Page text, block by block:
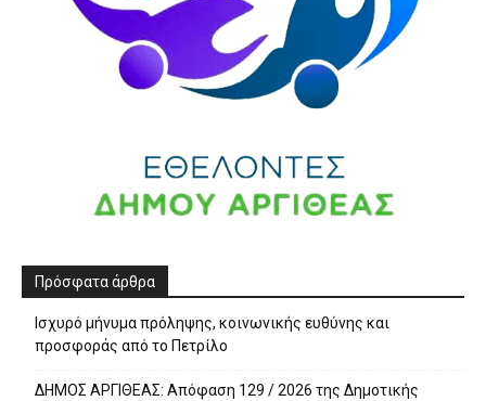
Πρόσφατα άρθρα
Ισχυρό μήνυμα πρόληψης, κοινωνικής ευθύνης και
προσφοράς από το Πετρίλο
ΔΗΜΟΣ ΑΡΓΙΘΕΑΣ: Απόφαση 129 / 2026 της Δημοτικής